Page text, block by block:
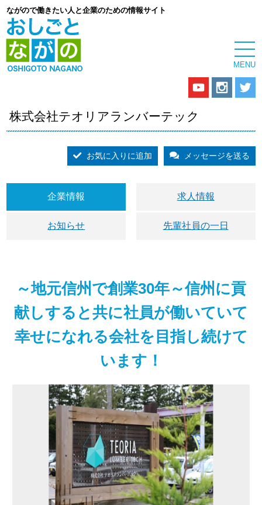
ながので働きたい人と企業のための情報サイト
株式会社テオリアランバーテック
お気に入りに追加 メッセージを送る
企業情報 求人情報
お知らせ 先輩社員の一日
～地元信州で創業30年～信州に貢
献しすると共に社員が働いていて
幸せになれる会社を目指し続けて
います！